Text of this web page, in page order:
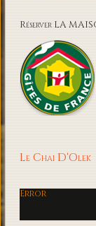
Réserver LA
Le Chai D'Olek
Error